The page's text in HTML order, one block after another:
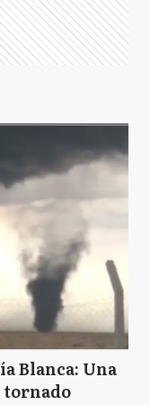
Blanca: Una
tornado